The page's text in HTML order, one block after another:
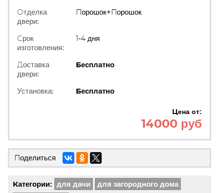
Отделка
двери:
Порошок+Порошок
Срок
изготовления:
1-4 дня
Доставка
двери:
Бесплатно
Установка: Бесплатно
Цена от:
14000 руб
Поделиться
Категории: для дачи
для загородного дома